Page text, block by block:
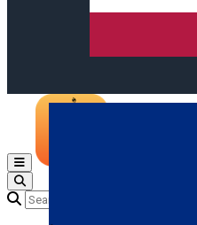
Open main menu